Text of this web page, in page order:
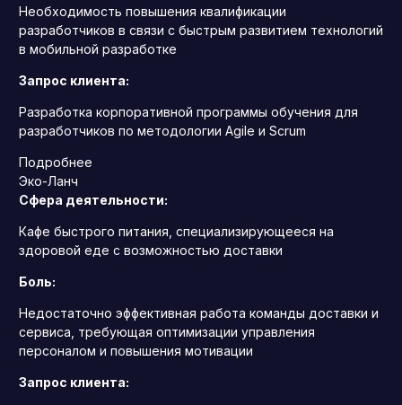
Необходимость повышения квалификации
разработчиков в связи с быстрым развитием технологий
в мобильной разработке
Запрос клиента:
Разработка корпоративной программы обучения для
разработчиков по методологии Agile и Scrum
Подробнее
Эко-Ланч
Сфера деятельности:
Кафе быстрого питания, специализирующееся на
здоровой еде с возможностью доставки
Боль:
Недостаточно эффективная работа команды доставки и
сервиса, требующая оптимизации управления
персоналом и повышения мотивации
Запрос клиента: